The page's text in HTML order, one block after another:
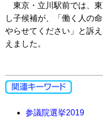
東京・立川駅前では、
し子候補が、「働く人の
やらせてください」と訴
えました。
参議院選挙2019